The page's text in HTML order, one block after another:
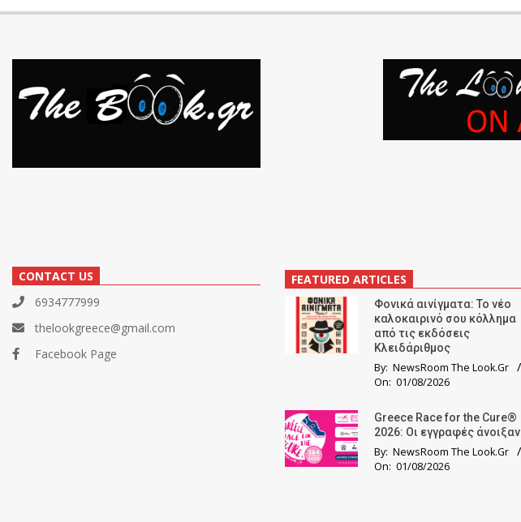
CONTACT US
6934777999
thelookgreece@gmail.com
Facebook Page
FEATURED ARTICLES
Φονικά αινίγματα: Το νέο
καλοκαιρινό σου κόλλημα
από τις εκδόσεις
Κλειδάριθμος
By: NewsRoom The Look.Gr
On: 01/08/2026
Greece Race for the Cure®
2026: Οι εγγραφές άνοιξαν
By: NewsRoom The Look.Gr
On: 01/08/2026